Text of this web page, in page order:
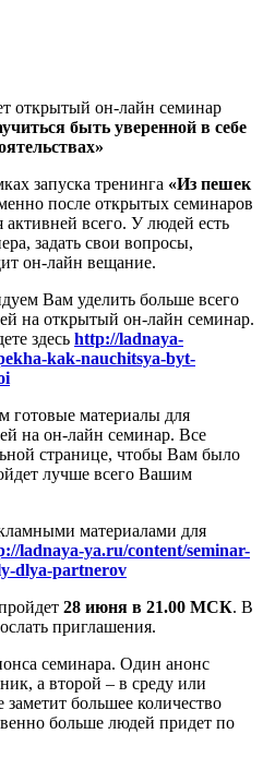
открытый он-лайн семинар
быть уверенной в себе
запуска тренинга «Из пешек
после открытых семинаров
активней всего. У людей есть
задать свои вопросы,
он-лайн вещание.
Вам уделить больше всего
на открытый он-лайн семинар.
здесь http://ladnaya-
kak-nauchitsya-byt-
готовые материалы для
на он-лайн семинар. Все
странице, чтобы Вам было
лучше всего Вашим
материалами для
ladnaya-ya.ru/content/seminar-
dlya-partnerov
28 июня в 21.00 МСК. В
приглашения.
семинара. Один анонс
а второй – в среду или
большее количество
больше людей придет по